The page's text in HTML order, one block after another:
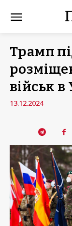
Трамп
військ в
13.12.2024